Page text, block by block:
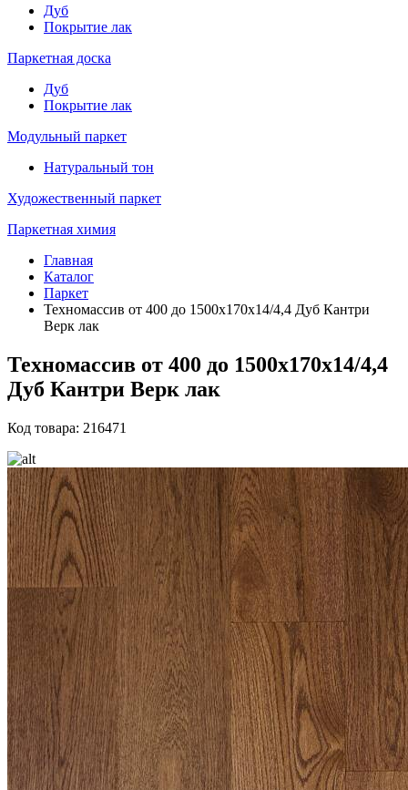
Дуб
Покрытие лак
Паркетная доска
Дуб
Покрытие лак
Модульный паркет
Натуральный тон
Художественный паркет
Паркетная химия
Главная
Каталог
Паркет
Техномассив от 400 до 1500х170х14/4,4 Дуб Кантри
Верк лак
Техномассив от 400 до 1500х170х14/4,4
Дуб Кантри Верк лак
Код товара: 216471